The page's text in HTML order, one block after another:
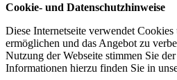
Cookie- und Datenschutzhinweise
Diese Internetseite verwendet
ermöglichen und das Angebot zu
Nutzung der Webseite stimmen Sie
Informationen hierzu finden Sie in